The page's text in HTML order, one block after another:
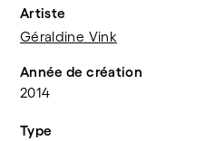
Artiste
Géraldine Vink
Année de création
2014
Type